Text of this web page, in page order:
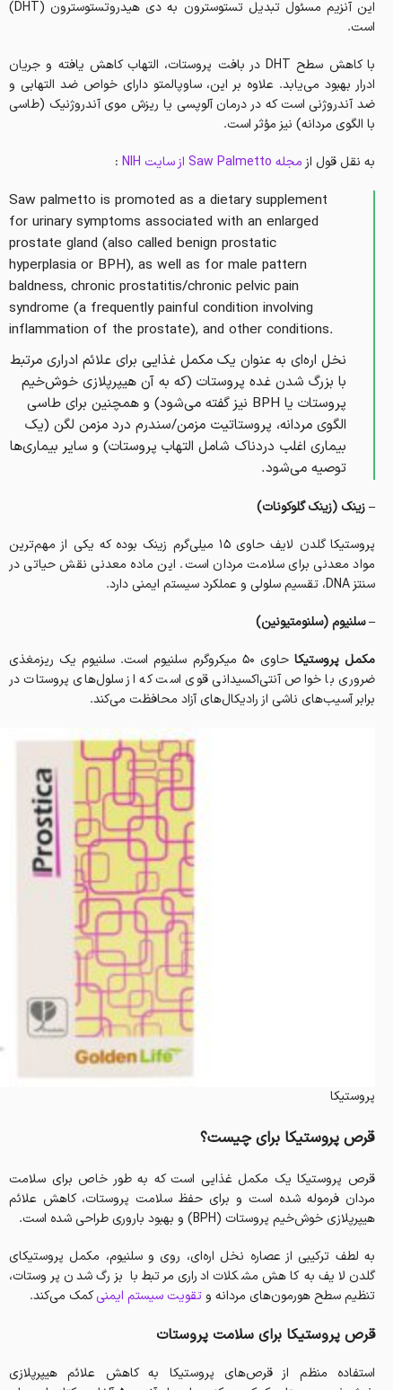
این آنزیم مسئول تبدیل تستوسترون به دی هیدروتستوسترون (DHT)
است.
با کاهش سطح DHT در بافت پروستات، التهاب کاهش یافته و جریان
ادرار بهبود می‌یابد. علاوه بر این، ساوپالمتو دارای خواص ضد التهابی و
ضد آندروژنی است که در درمان آلوپسی یا ریزش موی آندروژنیک (طاسی
با الگوی مردانه) نیز مؤثر است.
به نقل قول از مجله Saw Palmetto از سایت NIH :
Saw palmetto is promoted as a dietary supplement
for urinary symptoms associated with an enlarged
prostate gland (also called benign prostatic
hyperplasia or BPH), as well as for male pattern
baldness, chronic prostatitis/chronic pelvic pain
syndrome (a frequently painful condition involving
inflammation of the prostate), and other conditions.
نخل اره‌ای به عنوان یک مکمل غذایی برای علائم ادراری مرتبط
با بزرگ شدن غده پروستات (که به آن هیپرپلازی خوش‌خیم
پروستات یا BPH نیز گفته می‌شود) و همچنین برای طاسی
الگوی مردانه، پروستاتیت مزمن/سندرم درد مزمن لگن (یک
بیماری اغلب دردناک شامل التهاب پروستات) و سایر بیماری‌ها
توصیه می‌شود.
– زینک (زینک گلوکونات)
پروستیکا گلدن لایف حاوی ۱۵ میلی‌گرم زینک بوده که یکی از مهم‌ترین
مواد معدنی برای سلامت مردان است. این ماده معدنی نقش حیاتی در
سنتز DNA، تقسیم سلولی و عملکرد سیستم ایمنی دارد.
– سلنیوم (سلنومتیونین)
مکمل پروستیکا
حاوی ۵۰ میکروگرم سلنیوم است. سلنیوم یک ریزمغذی
ضروری با خواص آنتی‌اکسیدانی قوی است که از سلول‌های پروستات در
برابر آسیب‌های ناشی از رادیکال‌های آزاد محافظت می‌کند.
پروستیکا
قرص پروستیکا برای چیست؟
قرص پروستیکا یک مکمل غذایی است که به طور خاص برای سلامت
مردان فرموله شده است و برای حفظ سلامت پروستات، کاهش علائم
هیپرپلازی خوش‌خیم پروستات (BPH) و بهبود باروری طراحی شده است.
به لطف ترکیبی از عصاره نخل اره‌ای، روی و سلنیوم، مکمل پروستیکای
گلدن لایف به کاهش مشکلات ادراری مرتبط با بزرگ شدن پروستات،
تنظیم سطح هورمون‌های مردانه وتقویت سیستم ایمنیکمک می‌کند.
قرص‌ پروستیکا برای سلامت پروستات
استفاده منظم از قرص‌های پروستیکا به کاهش علائم هیپرپلازی